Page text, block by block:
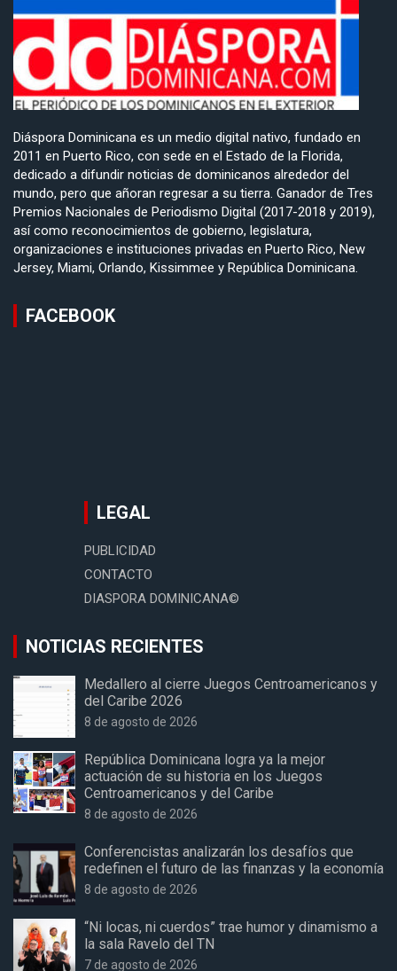
Diáspora Dominicana es un medio digital nativo, fundado en
2011 en Puerto Rico, con sede en el Estado de la Florida,
dedicado a difundir noticias de dominicanos alrededor del
mundo, pero que añoran regresar a su tierra. Ganador de Tres
Premios Nacionales de Periodismo Digital (2017-2018 y 2019),
así como reconocimientos de gobierno, legislatura,
organizaciones e instituciones privadas en Puerto Rico, New
Jersey, Miami, Orlando, Kissimmee y República Dominicana.
FACEBOOK
LEGAL
PUBLICIDAD
CONTACTO
DIASPORA DOMINICANA©
NOTICIAS RECIENTES
Medallero al cierre Juegos Centroamericanos y
del Caribe 2026
8 de agosto de 2026
República Dominicana logra ya la mejor
actuación de su historia en los Juegos
Centroamericanos y del Caribe
8 de agosto de 2026
Conferencistas analizarán los desafíos que
redefinen el futuro de las finanzas y la economía
8 de agosto de 2026
“Ni locas, ni cuerdos” trae humor y dinamismo a
la sala Ravelo del TN
7 de agosto de 2026